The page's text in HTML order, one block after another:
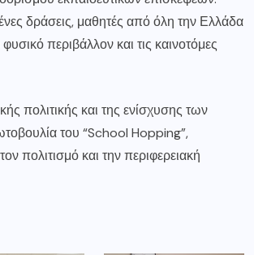
δράσεις, μαθητές από όλη την Ελλάδα
περιβάλλον και τις καινοτόμες
πολιτικής και της ενίσχυσης των
του “School Hopping”,
πολιτισμό και την περιφερειακή